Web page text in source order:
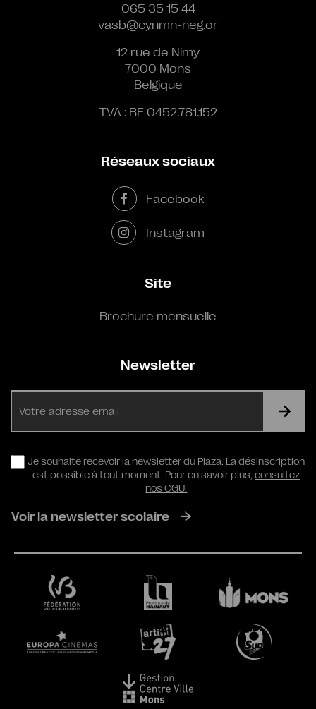
065 35 15 44
vasb@cynmn-neg.or
12 rue de Nimy
7000 Mons
Belgique
TVA : BE 0452.781.152
Réseaux sociaux
Facebook
Instagram
Site
Brochure mensuelle
Newsletter
RGPD
Je souhaite recevoir la newsletter du Plaza. La désinscription
est possible à tout moment. Pour en savoir plus,consultez
nos CGU.
Voir la newsletter scolaire